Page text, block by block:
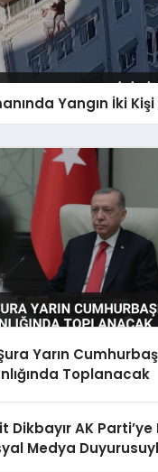
Yangın İki Kişi
Yarın
Toplanacak
Dikbayır AK Parti’ye
Medya